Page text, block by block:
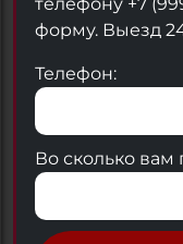
форму. Выезд
Телефон:
Во сколько вам